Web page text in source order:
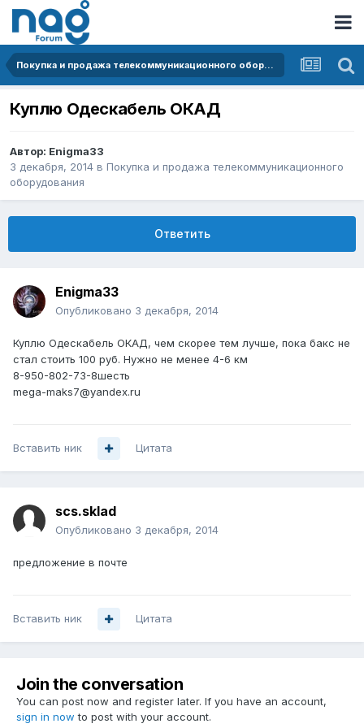
Покупка и продажа телекоммуникационного оборудования
Куплю Одескабель ОКАД
Автор: Enigma33
3 декабря, 2014 в Покупка и продажа телекоммуникационного
оборудования
Ответить
Enigma33
Опубликовано 3 декабря, 2014
Куплю Одескабель ОКАД, чем скорее тем лучше, пока бакс не
стал стоить 100 руб. Нужно не менее 4-6 км
8-950-802-73-8шесть
mega-maks7@yandex.ru
Вставить ник Цитата
scs.sklad
Опубликовано 3 декабря, 2014
предложение в почте
Вставить ник Цитата
Join the conversation
You can post now and register later. If you have an account,
sign in now to post with your account.